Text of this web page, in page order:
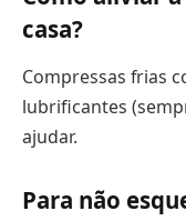
casa?
Compressas frias
lubrificantes
ajudar.
Para não